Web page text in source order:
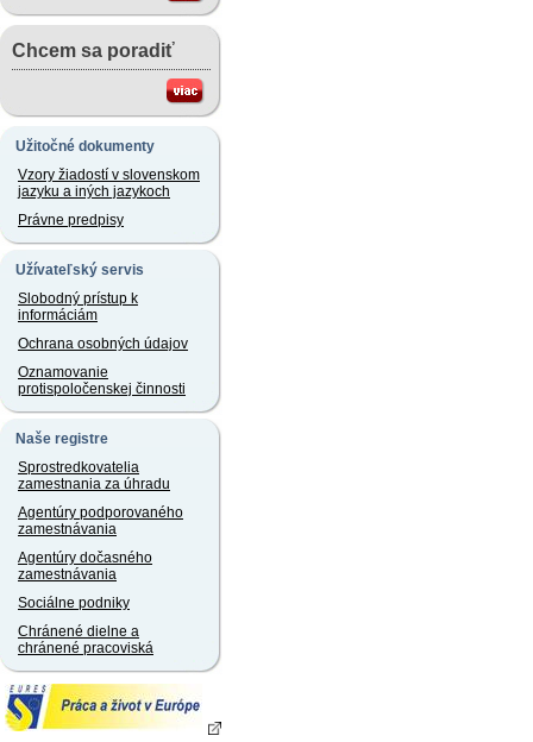
Chcem sa poradiť
Užitočné dokumenty
Vzory žiadostí v slovenskom
jazyku a iných jazykoch
Právne predpisy
Užívateľský servis
Slobodný prístup k
informáciám
Ochrana osobných údajov
Oznamovanie
protispoločenskej činnosti
Naše registre
Sprostredkovatelia
zamestnania za úhradu
Agentúry podporovaného
zamestnávania
Agentúry dočasného
zamestnávania
Sociálne podniky
Chránené dielne a
chránené pracoviská